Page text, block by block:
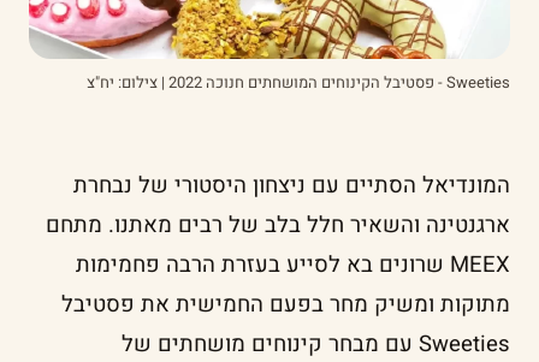
Sweeties - פסטיבל הקינוחים המושחתים חנוכה 2022 | צילום: יח"צ
המונדיאל הסתיים עם ניצחון היסטורי של נבחרת
ארגנטינה והשאיר חלל בלב של רבים מאתנו. מתחם
MEEX שרונים בא לסייע בעזרת הרבה פחמימות
מתוקות ומשיק מחר בפעם החמישית את פסטיבל
Sweeties עם מבחר קינוחים מושחתים של